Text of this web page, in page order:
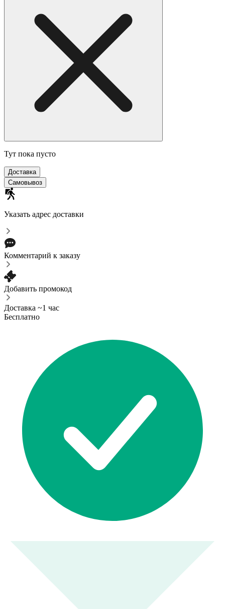
Тут пока пусто
Доставка
Самовывоз
Указать адрес доставки
Комментарий к заказу
Добавить промокод
Доставка ~1 час
Бесплатно